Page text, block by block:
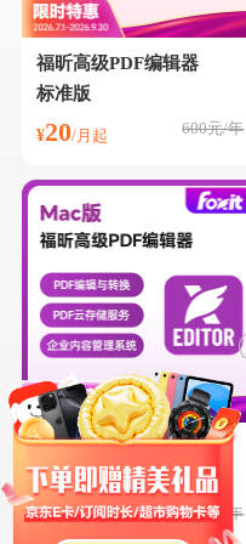
福昕高级PDF编辑器
标准版
¥20/月起 600元/年
福昕高级PDF编辑器
Mac版
¥19.92/月起 600元/年